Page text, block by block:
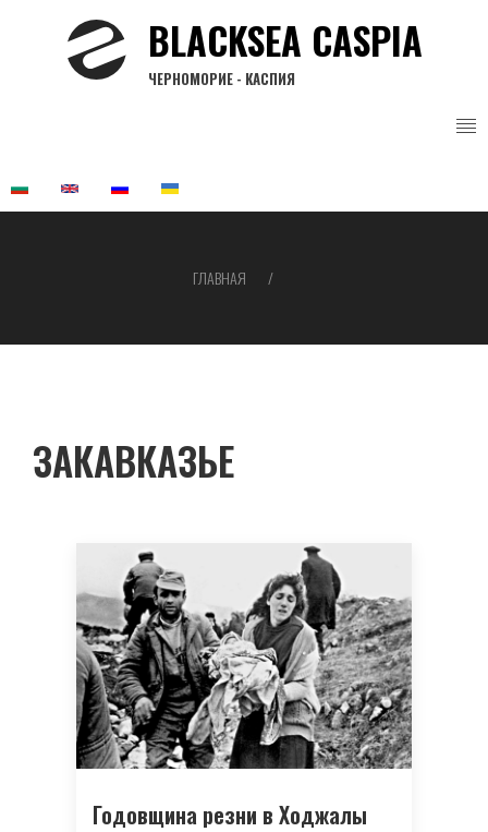
BLACKSEA CASPIA
ЧЕРНОМОРИЕ - КАСПИЯ
навигации
ГЛАВНАЯ
ЗАКАВКАЗЬЕ
Годовщина резни в Ходжалы